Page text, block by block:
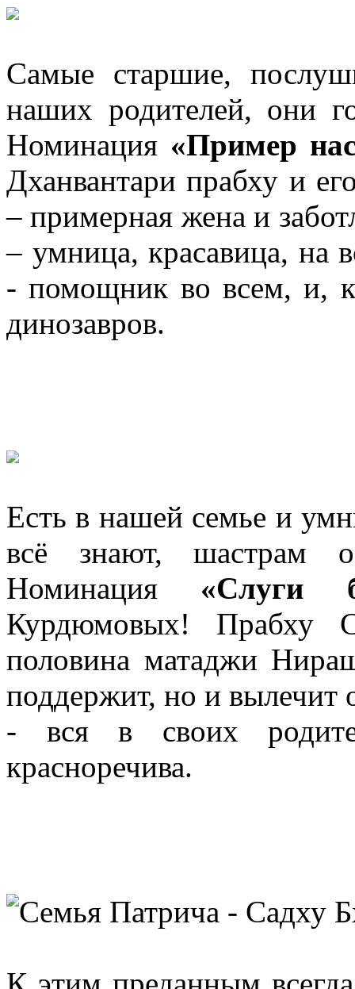
Самые старшие,
наших родителей, они
Номинация «Пример
Дханвантари прабху и
– примерная жена и
– умница, красавица, на
- помощник во всем, и,
динозавров.
Есть в нашей семье и
всё знают, шастрам
Номинация «Слуги
Курдюмовых! Прабху
половина матаджи
поддержит, но и вылечит
- вся в своих
красноречива.